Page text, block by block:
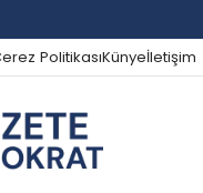
PolitikasıKünyeİletişim